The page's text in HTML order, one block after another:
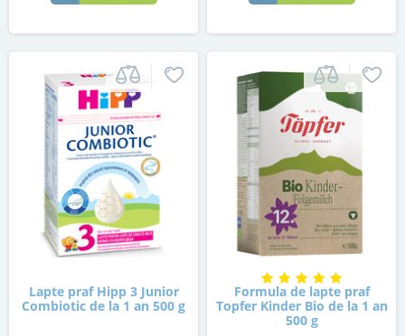
Lapte praf Hipp 3 Junior
Combiotic de la 1 an 500 g
Formula de lapte praf
Topfer Kinder Bio de la 1 an
500 g